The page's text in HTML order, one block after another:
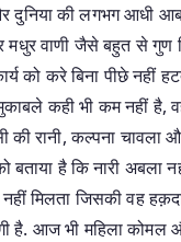
दुनिया की लगभग आधी
वाणी जैसे बहुत से गुण
को करे बिना पीछे नहीं
कही भी कम नहीं
रानी, कल्पना चावला
बताया है कि नारी
मिलता जिसकी वह
है. आज भी महिला कोमल